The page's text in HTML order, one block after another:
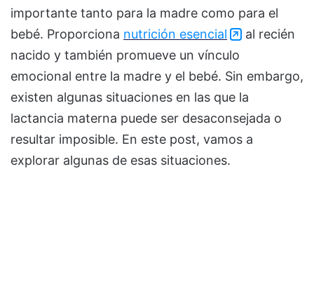
importante tanto para la madre como para el
bebé. Proporciona nutrición esencial
al recién
nacido y también promueve un vínculo
emocional entre la madre y el bebé. Sin embargo,
existen algunas situaciones en las que la
lactancia materna puede ser desaconsejada o
resultar imposible. En este post, vamos a
explorar algunas de esas situaciones.